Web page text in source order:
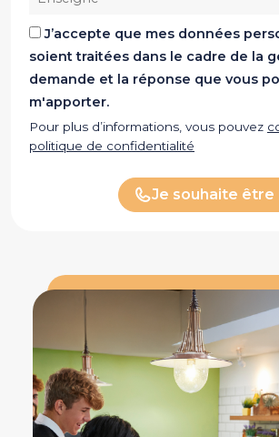
J’accepte que mes données
soient traitées dans le cadre de la
demande et la réponse que vous
m'apporter.
Pour plus d’informations, vous pouvez
politique de confidentialité
Je souhaite être